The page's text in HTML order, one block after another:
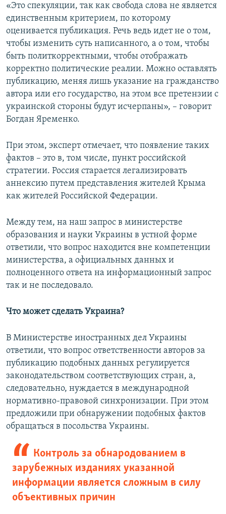
«Это спекуляции, так как свобода слова не является
единственным критерием, по которому
оценивается публикация. Речь ведь идет не о том,
чтобы изменить суть написанного, а о том, чтобы
быть политкорректными, чтобы отображать
корректно политические реалии. Можно оставлять
публикацию, меняя лишь указание на гражданство
автора или его государство, на этом все претензии с
украинской стороны будут исчерпаны», – говорит
Богдан Яременко.
При этом, эксперт отмечает, что появление таких
фактов – это в, том числе, пункт российской
стратегии. Россия старается легализировать
аннексию путем представления жителей Крыма
как жителей Российской Федерации.
Между тем, на наш запрос в министерстве
образования и науки Украины в устной форме
ответили, что вопрос находится вне компетенции
министерства, а официальных данных и
полноценного ответа на информационный запрос
так и не последовало.
Что может сделать Украина?
В Министерстве иностранных дел Украины
ответили, что вопрос ответственности авторов за
публикацию подобных данных регулируется
законодательством соответствующих стран, а,
следовательно, нуждается в международной
нормативно-правовой синхронизации. При этом
предложили при обнаружении подобных фактов
обращаться в посольства Украины.
Контроль за обнародованием в
зарубежных изданиях указанной
информации является сложным в силу
объективных причин